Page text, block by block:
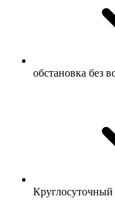
обстановка без
Круглосуточный